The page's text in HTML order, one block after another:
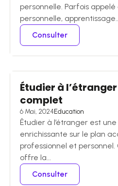
personnelle. Parfois appelé
personnelle, apprentissage...
Consulter
Étudier à
complet
6 Mai, 2024Education
Êtudier à l’étranger est
enrichissante sur le plan
professionnel et personnel.
offre la...
Consulter